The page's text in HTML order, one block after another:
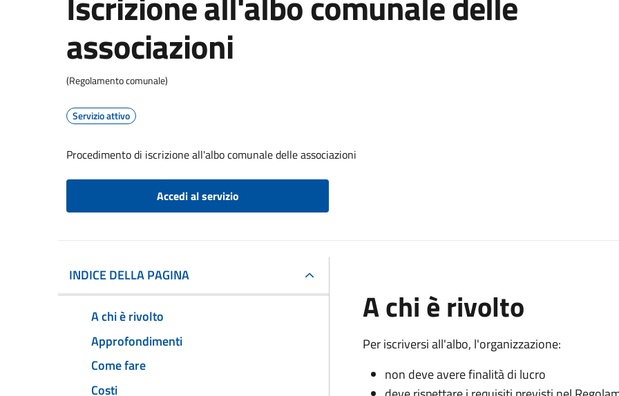
associazioni
(Regolamento comunale)
Servizio attivo
Procedimento di iscrizione all'albo comunale delle associazioni
Accedi al servizio
INDICE DELLA PAGINA
A chi è rivolto
Approfondimenti
Come fare
Costi
A chi è rivolto
Per iscriversi all'albo, l'organizzazione:
non deve avere finalità di lucro